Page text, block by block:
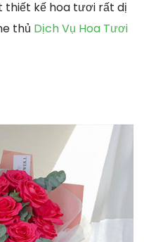
thiết kế hoa tươi rất dị
thủ Dịch Vụ Hoa Tươi